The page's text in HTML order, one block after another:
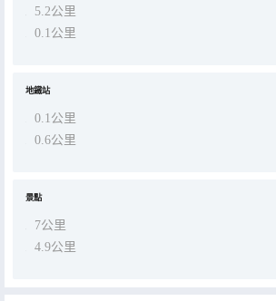
5.2公里
0.1公里
地鐵站
0.1公里
0.6公里
景點
7公里
4.9公里